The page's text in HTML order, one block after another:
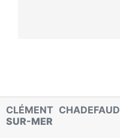
CLÉMENT CHADEFAUD
SUR-MER